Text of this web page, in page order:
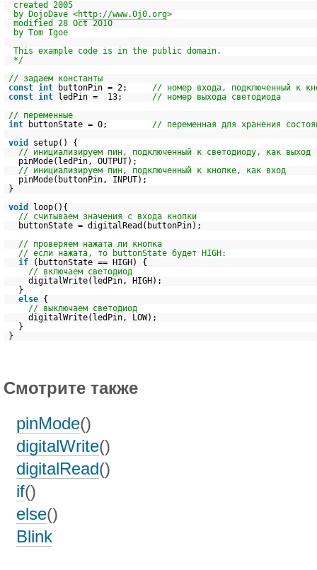
created 2005
by DojoDave <http://www.0j0.org>
modified 28 Oct 2010
by Tom Igoe
This example code is in the public domain.
*/
// задаем константы
const int buttonPin = 2; // номер входа, подключенный к
const int ledPin = 13; // номер выхода светодиода
// переменные
int
buttonState = 0; // переменная для хранения
void
setup() {
// инициализируем пин, подключенный к светодиоду, как выход
pinMode(ledPin, OUTPUT);
// инициализируем пин, подключенный к кнопке, как вход
pinMode(buttonPin, INPUT);
}
void
loop(){
// считываем значения с входа кнопки
buttonState = digitalRead(buttonPin);
// проверяем нажата ли кнопка
// если нажата, то buttonState будет HIGH:
if
(buttonState == HIGH) {
// включаем светодиод
digitalWrite(ledPin, HIGH);
}
else {
// выключаем светодиод
digitalWrite(ledPin, LOW);
}
}
Смотрите также
pinMode()
digitalWrite()
digitalRead()
if()
else()
Blink